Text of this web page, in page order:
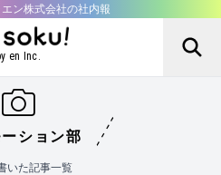
ン株式会社の社内報
en Inc.
ション部
いた記事一覧